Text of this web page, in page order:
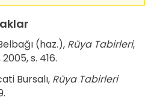
(haz.), Rüya Tabirleri,
s. 416.
Bursalı, Rüya Tabirleri